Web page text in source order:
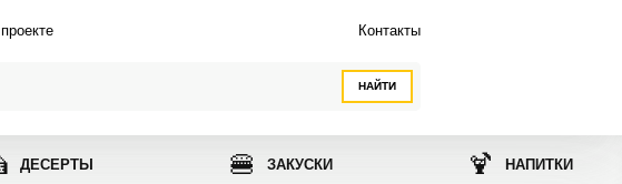
НАЙТИ
Контакты
ДЕСЕРТЫ 🍔 ЗАКУСКИ 🍹 НАПИТКИ